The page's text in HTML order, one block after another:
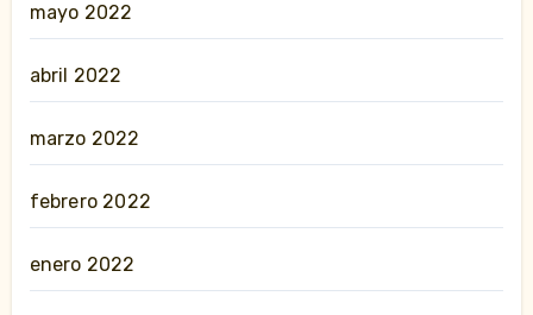
mayo 2022
abril 2022
marzo 2022
febrero 2022
enero 2022